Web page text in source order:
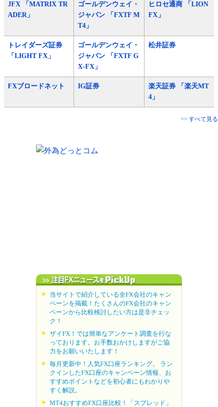
JFX 「MATRIX TR
ADER」
ゴールデンウェイ・
ジャパン 「FXTF M
T4」
ヒロセ通商 「LION
FX」
トレイダーズ証券
「LIGHT FX」
ゴールデンウェイ・
ジャパン 「FXTF G
X-FX」
松井証券
FXブロードネット IG証券
楽天証券 「楽天MT
4」
>> すべて見る
当サイトで紹介している全FX会社のキャン
ペーンを掲載！たくさんのFX会社のキャン
ペーンから比較検討したい方は是非チェッ
ク！
ザイFX！では簡単なアンケート調査を行な
っております。お手数おかけしますがご協
力をお願いいたします！
毎月更新中！人気FX口座ランキング。 ラン
クインしたFX口座のキャンペーン情報、お
すすめポイントなどを初心者にもわかりや
すく解説。
MT4おすすめFX口座比較！「スプレッド」